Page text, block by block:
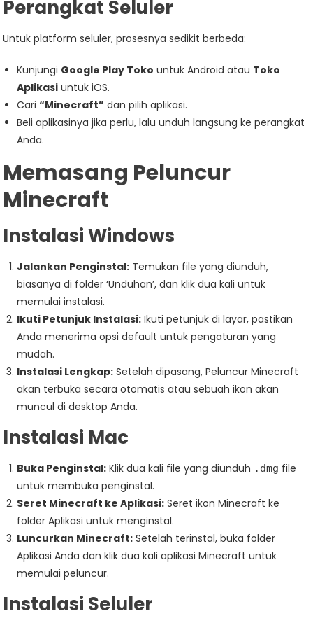
Perangkat Seluler
Untuk platform seluler, prosesnya sedikit berbeda:
Kunjungi Google Play Toko untuk Android atau Toko
Aplikasi untuk iOS.
Cari“Minecraft” dan pilih aplikasi.
Beli aplikasinya jika perlu, lalu unduh langsung ke perangkat
Anda.
Memasang Peluncur
Minecraft
Instalasi Windows
Jalankan Penginstal: Temukan file yang diunduh,
biasanya di folder ‘Unduhan’, dan klik dua kali untuk
memulai instalasi.
Ikuti Petunjuk Instalasi: Ikuti petunjuk di layar, pastikan
Anda menerima opsi default untuk pengaturan yang
mudah.
Instalasi Lengkap: Setelah dipasang, Peluncur Minecraft
akan terbuka secara otomatis atau sebuah ikon akan
muncul di desktop Anda.
Instalasi Mac
Buka Penginstal: Klik dua kali file yang diunduh .dmg file
untuk membuka penginstal.
Seret Minecraft ke Aplikasi: Seret ikon Minecraft ke
folder Aplikasi untuk menginstal.
Luncurkan Minecraft: Setelah terinstal, buka folder
Aplikasi Anda dan klik dua kali aplikasi Minecraft untuk
memulai peluncur.
Instalasi Seluler